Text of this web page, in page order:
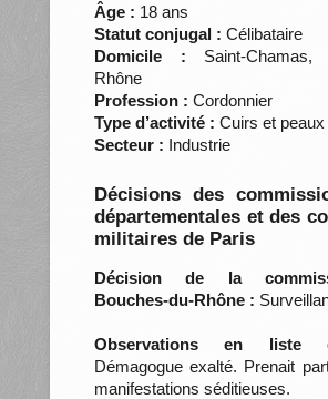
Âge : 18 ans
Statut conjugal : Célibataire
Domicile : Saint-Chamas,
Rhône
Profession : Cordonnier
Type d’activité : Cuirs et peaux
Secteur : Industrie
Décisions des
départementales et des
militaires de Paris
Décision de la
Bouches-du-Rhône :
Observations en liste
Démagogue exalté. Prenait
manifestations séditieuses.